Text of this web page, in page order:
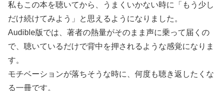
私もこの本を聴いてから、うまくいかない時に「もう少し
だけ続けてみよう」と思えるようになりました。
Audible版では、著者の熱量がそのまま声に乗って届くの
で、聴いているだけで背中を押されるような感覚になりま
す。
モチベーションが落ちそうな時に、何度も聴き返したくな
る一冊です。